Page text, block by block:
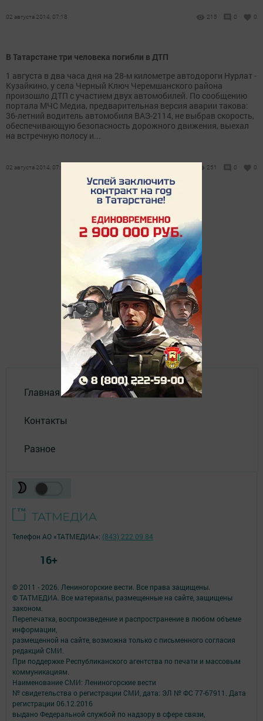
02 августа 2014, 07:18 215 0 0
В Татарстане три человека погибли в ДТП
1 августа в два часа дня на 28-м километре автодороги Нурлат -
Кузайкино, у села Черный Ключ Черемшанского района
произошло ДТП с участием двух автомобилей. По сообщению
портала МЧС Медиа, предварительная версия аварии такова:
36-летний водитель автомобиля ВАЗ-2114, не выбрав скорость,
обеспечивающую безопасность дорожного движения, выехал
на встречную полосу и...
02 августа 2014, 07:01 251 0 0
Главная
Контакты
Разное
© 2011 - 2026. Лениногорские вести. Все права защищены.
© ТАТМЕДИА. Все материалы, размещенные на сайте, защищены
законом.
Перепечатка, воспроизведение и распространение в любом объеме
информации,
размещенной на сайте, возможна только с письменного согласия
редакций СМИ.
При поддержке Республиканского агентства по печати и массовым
коммуникациям.
Наименование СМИ: Лениногорские вести
№ свидетельства о регистрации СМИ, дата: ЭЛ № ФС 77-67911. Дата
регистрации 06.12.2016
выдано Федеральной службой по надзору в сфере связи,
Телефон АО «ТАТМЕДИА»: (843) 222 09 84
16+